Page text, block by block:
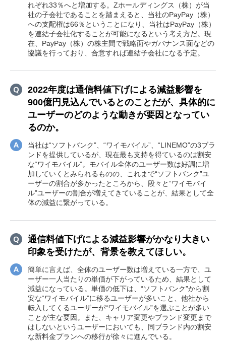
れぞれ33％へと増加する。Zホールディングス（株）が当
社の子会社であることを踏まえると、当社のPayPay（株）
への支配権は66％ということになり、当社はPayPay（株）
を連結子会社化することが可能になるという考え方だ。現
在、PayPay（株）の株主間で戦略面やガバナンス面などの
協議を行っており、合意すれば連結子会社になる予定。
2022年度は通信料値下げによる減益影響を
900億円見込んでいるとのことだが、具体的に
ユーザーのどのような動きが要因となってい
るのか。
当社は“ソフトバンク”、“ワイモバイル”、“LINEMO”の3ブラ
ンドを提供しているが、現在最も支持を得ているのは割安
な“ワイモバイル”。モバイル全体のユーザー数は好調に増
加していくとみられるものの、これまで“ソフトバンク”ユ
ーザーの割合が多かったところから、段々と“ワイモバイ
ル”ユーザーの割合が増えてきていることが、結果として全
体の減益に繋がっている。
通信料値下げによる減益影響がかなり大きい
印象を受けたが、背景を教えてほしい。
簡単に言えば、全体のユーザー数は増えている一方で、ユ
ーザー一人当たりの単価が下がっているため、結果として
減益になっている。単価の低下は、“ソフトバンク”から割
安な“ワイモバイル”に移るユーザーが多いこと、他社から
転入してくるユーザーが“ワイモバイル”を選ぶことが多い
ことが主な要因。また、キャリア変更やブランド変更まで
はしないというユーザーにおいても、同ブランド内の割安
な新料金プランへの移行が徐々に進んでいる。